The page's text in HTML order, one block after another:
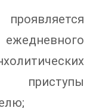
приступы